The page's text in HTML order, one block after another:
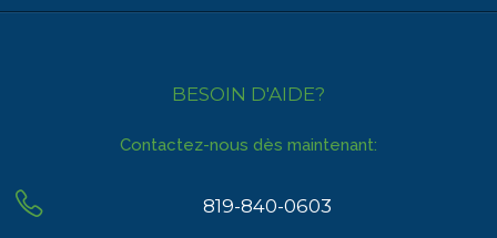
BESOIN D'AIDE?
Contactez-nous dès maintenant:
819-840-0603